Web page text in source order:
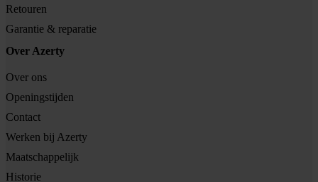
Retouren
Garantie & reparatie
Over Azerty
Over ons
Openingstijden
Contact
Werken bij Azerty
Maatschappelijk
Historie